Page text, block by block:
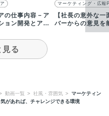
の仕事内容－ア
ョン開発とアル
マーケティング・広報
【社長の意外な一
バーからの意見を
吸い上げてくれる
見る
動画一覧 社風・雰囲気
マーケティン
があれば、チャレンジできる環境